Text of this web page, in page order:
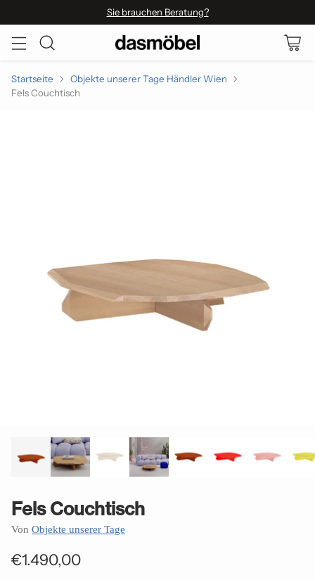
Sie brauchen Beratung?
Startseite
Objekte unserer Tage Händler Wien
Fels Couchtisch
Fels Couchtisch
Von Objekte unserer Tage
Normaler
€1.490,00